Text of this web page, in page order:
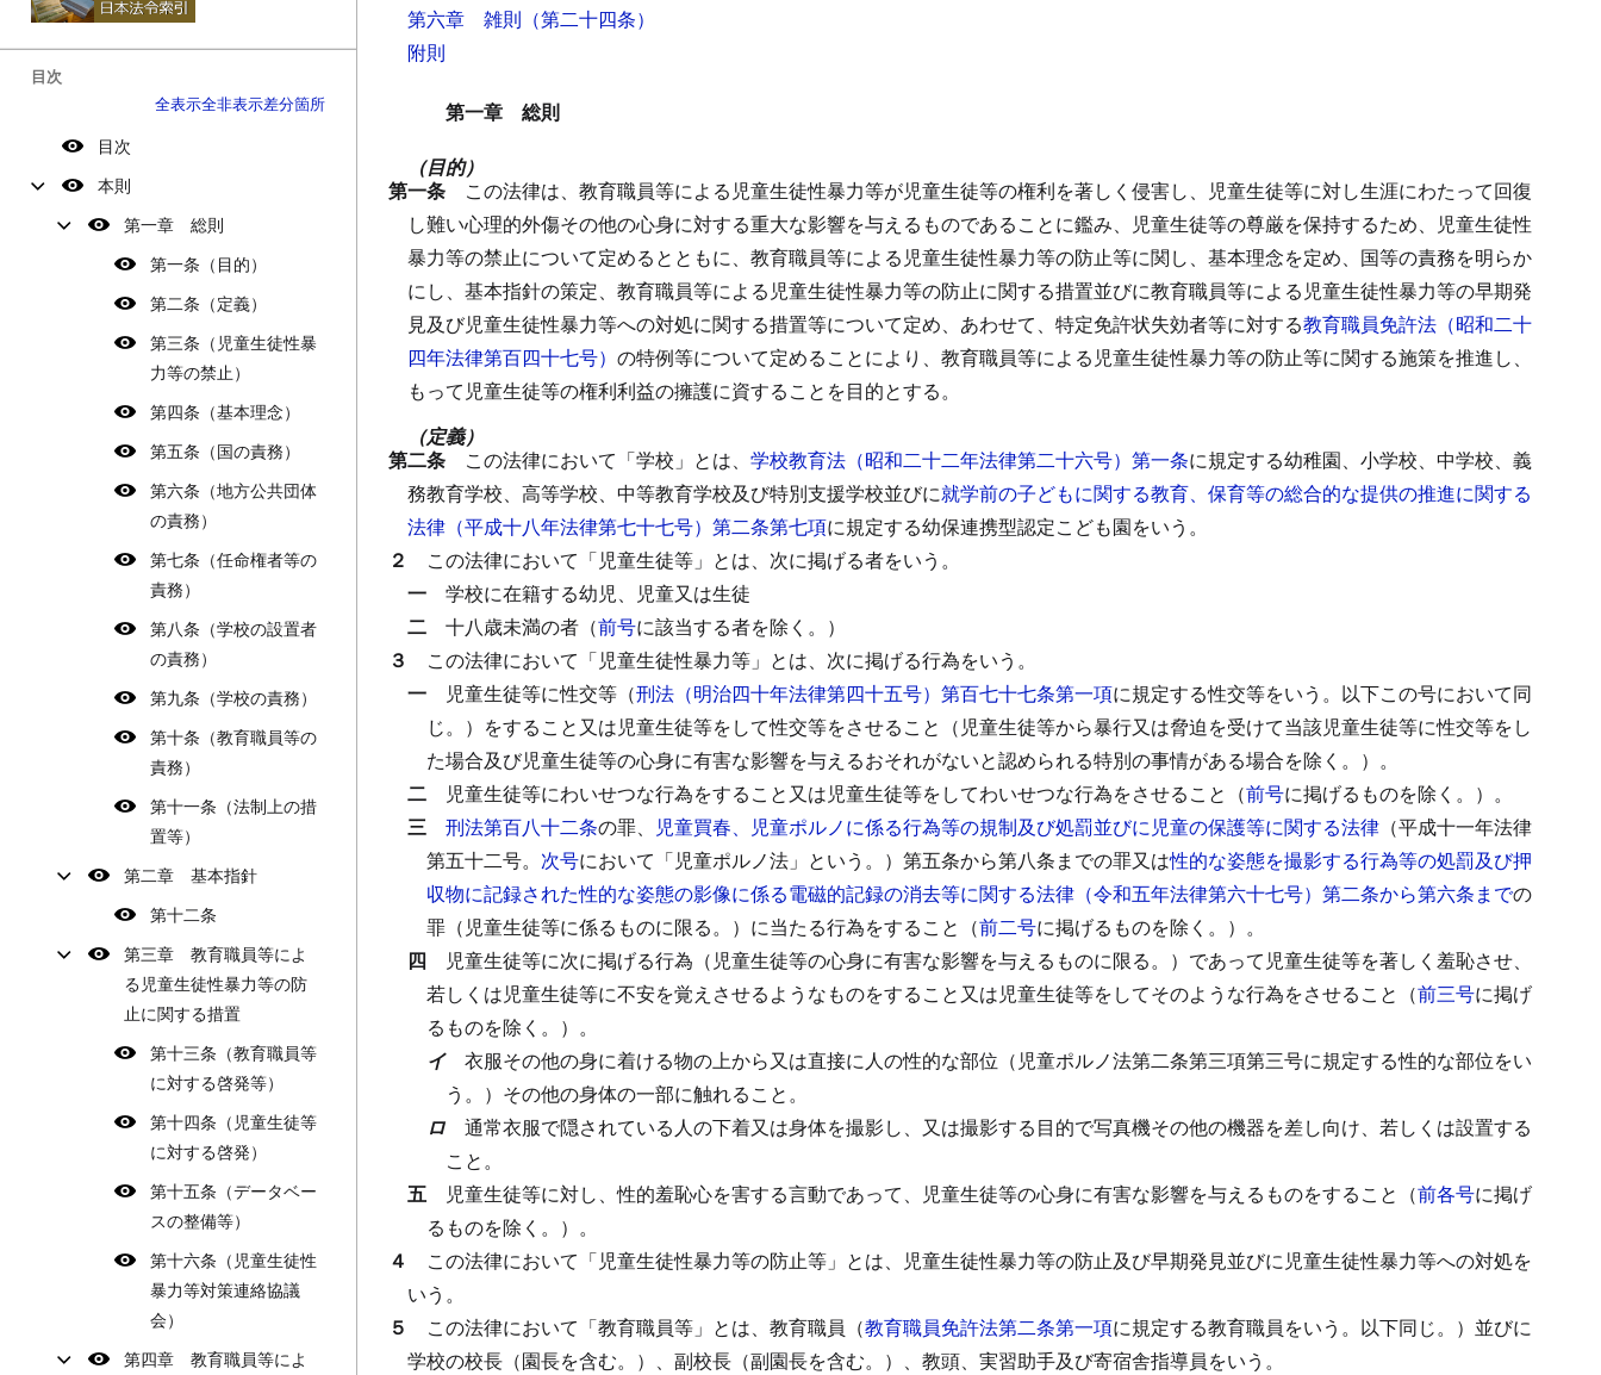
目次
全表示全非表示差分箇所
目次
本則
第一章 総則
第一条（目的）
第二条（定義）
第三条（児童生徒性暴
力等の禁止）
第四条（基本理念）
第五条（国の責務）
第六条（地方公共団体
の責務）
第七条（任命権者等の
責務）
第八条（学校の設置者
の責務）
第九条（学校の責務）
第十条（教育職員等の
責務）
第十一条（法制上の措
置等）
第二章 基本指針
第十二条
第三章 教育職員等によ
る児童生徒性暴力等の防
止に関する措置
第十三条（教育職員等
に対する啓発等）
第十四条（児童生徒等
に対する啓発）
第十五条（データベー
スの整備等）
第十六条（児童生徒性
暴力等対策連絡協議
会）
第四章 教育職員等によ
第六章 雑則 （第二十四条）
附則
第一章 総則
（目的）
第一条 この法律は、教育職員等による児童生徒性暴力等が児童生徒等の権利を著しく侵害し、児童生徒等に対し生涯にわたって回復
し難い心理的外傷その他の心身に対する重大な影響を与えるものであることに鑑み、児童生徒等の尊厳を保持するため、児童生徒性
暴力等の禁止について定めるとともに、教育職員等による児童生徒性暴力等の防止等に関し、基本理念を定め、国等の責務を明らか
にし、基本指針の策定、教育職員等による児童生徒性暴力等の防止に関する措置並びに教育職員等による児童生徒性暴力等の早期発
見及び児童生徒性暴力等への対処に関する措置等について定め、あわせて、特定免許状失効者等に対する教育職員免許法（昭和二十
四年法律第百四十七号） の特例等について定めることにより、教育職員等による児童生徒性暴力等の防止等に関する施策を推進し、
もって児童生徒等の権利利益の擁護に資することを目的とする。
（定義）
第二条 この法律において「学校」とは、 学校教育法（昭和二十二年法律第二十六号）第一条に規定する幼稚園、小学校、中学校、義
務教育学校、高等学校、中等教育学校及び特別支援学校並びに就学前の子どもに関する教育、保育等の総合的な提供の推進に関する
法律（平成十八年法律第七十七号）第二条第七項に規定する幼保連携型認定こども園をいう。
２ この法律において「児童生徒等」とは、次に掲げる者をいう。
一 学校に在籍する幼児、児童又は生徒
二 十八歳未満の者（前号に該当する者を除く。）
３ この法律において「児童生徒性暴力等」とは、次に掲げる行為をいう。
一
児童生徒等に性交等（刑法（明治四十年法律第四十五号）第百七十七条第一項に規定する性交等をいう。以下この号において同
じ。）をすること又は児童生徒等をして性交等をさせること（児童生徒等から暴行又は脅迫を受けて当該児童生徒等に性交等をし
た場合及び児童生徒等の心身に有害な影響を与えるおそれがないと認められる特別の事情がある場合を除く。）。
二
児童生徒等にわいせつな行為をすること又は児童生徒等をしてわいせつな行為をさせること（前号に掲げるものを除く。）。
三 刑法第百八十二条の罪、 児童買春、児童ポルノに係る行為等の規制及び処罰並びに児童の保護等に関する法律 （平成十一年法律
第五十二号。 次号において「児童ポルノ法」という。）第五条から第八条までの罪又は性的な姿態を撮影する行為等の処罰及び押
収物に記録された性的な姿態の影像に係る電磁的記録の消去等に関する法律（令和五年法律第六十七号）第二条から第六条までの
罪（児童生徒等に係るものに限る。）に当たる行為をすること（前二号に掲げるものを除く。）。
四
児童生徒等に次に掲げる行為（児童生徒等の心身に有害な影響を与えるものに限る。）であって児童生徒等を著しく羞恥させ、
若しくは児童生徒等に不安を覚えさせるようなものをすること又は児童生徒等をしてそのような行為をさせること（前三号に掲げ
るものを除く。）。
イ 衣服その他の身に着ける物の上から又は直接に人の性的な部位（児童ポルノ法第二条第三項第三号に規定する性的な部位をい
う。）その他の身体の一部に触れること。
ロ 通常衣服で隠されている人の下着又は身体を撮影し、又は撮影する目的で写真機その他の機器を差し向け、若しくは設置する
こと。
五
児童生徒等に対し、性的羞恥心を害する言動であって、児童生徒等の心身に有害な影響を与えるものをすること（前各号に掲げ
るものを除く。）。
４ この法律において「児童生徒性暴力等の防止等」とは、児童生徒性暴力等の防止及び早期発見並びに児童生徒性暴力等への対処を
いう。
５ この法律において「教育職員等」とは、教育職員（教育職員免許法第二条第一項に規定する教育職員をいう。以下同じ。）並びに
学校の校長（園長を含む。）、副校長（副園長を含む。）、教頭、実習助手及び寄宿舎指導員をいう。